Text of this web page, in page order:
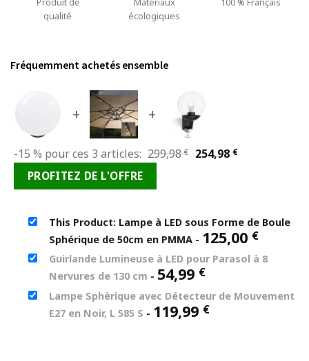
qualité
écologiques
Fréquemment achetés ensemble
+ +
-15 % pour ces 3 articles: 299,98€
Le
299,98 €.
254,98 €Le
254,98 €.
PROFITEZ DE L'OFFRE
This Product: Lampe à LED sous Forme de Boule
Sphérique de 50cm en PMMA - 125,00 €
Guirlande Lumineuse à LED pour Parasol à 8
Nervures de 130 cm - 54,99 €
Lampe Sphèrique avec Détecteur de Mouvement
E27 en Noir, L 585 S - 119,99 €